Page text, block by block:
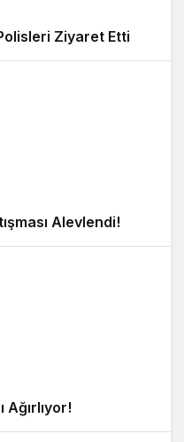
Ziyaret Etti
Alevlendi!
Ağırlıyor!